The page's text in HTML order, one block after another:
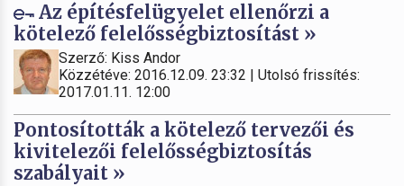
Az építésfelügyelet ellenőrzi a
kötelező felelősségbiztosítást »
Szerző: Kiss Andor
Közzétéve: 2016.12.09. 23:32 | Utolsó frissítés:
2017.01.11. 12:00
Pontosították a kötelező tervezői és
kivitelezői felelősségbiztosítás
szabályait »